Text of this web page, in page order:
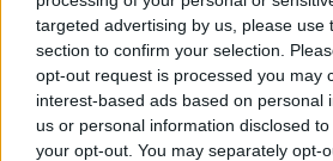
targeted advertising by us, please use
section to confirm your selection.
opt-out request is processed you may
interest-based ads based on personal
us or personal information disclosed
your opt-out. You may separately opt-